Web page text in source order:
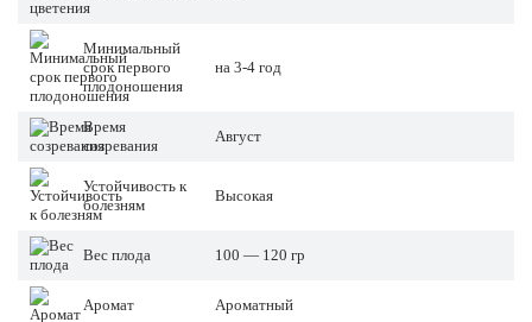
Минимальный
срок первого
плодоношения
на 3-4 год
Время
созревания
Август
Устойчивость к
болезням
Высокая
Вес плода 100 — 120 гр
Аромат Ароматный